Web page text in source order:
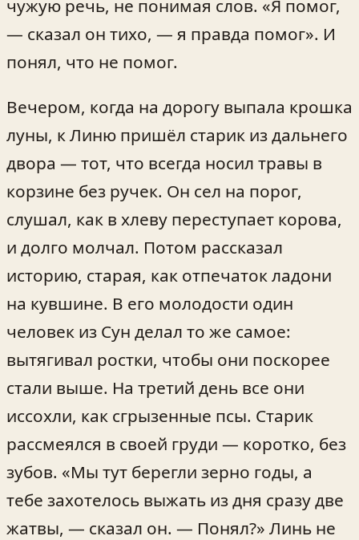
чужую речь, не понимая слов. «Я помог,
— сказал он тихо, — я правда помог». И
понял, что не помог.
Вечером, когда на дорогу выпала крошка
луны, к Линю пришёл старик из дальнего
двора — тот, что всегда носил травы в
корзине без ручек. Он сел на порог,
слушал, как в хлеву переступает корова,
и долго молчал. Потом рассказал
историю, старая, как отпечаток ладони
на кувшине. В его молодости один
человек из Сун делал то же самое:
вытягивал ростки, чтобы они поскорее
стали выше. На третий день все они
иссохли, как сгрызенные псы. Старик
рассмеялся в своей груди — коротко, без
зубов. «Мы тут берегли зерно годы, а
тебе захотелось выжать из дня сразу две
жатвы, — сказал он. — Понял?» Линь не